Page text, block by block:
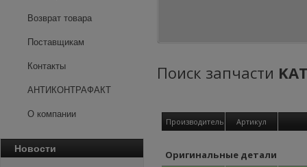
Возврат товара
Поставщикам
Контакты
АНТИКОНТРАФАКТ
О компании
Новости
Поиск запчасти
Производитель Артикул
Оригинальные детали